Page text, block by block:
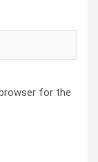
for the